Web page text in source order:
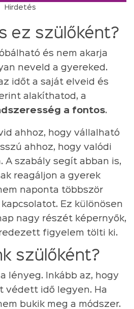
Hirdetés
ez szülőként?
és nem akarja
neveld a gyereked.
időt a saját elveid és
alakíthatod, a
a fontos.
ahhoz, hogy vállalható
ahhoz, hogy valódi
A szabály segít abban is,
reagáljon a gyerek
naponta többször
Ez különösen
nagy részét képernyők,
figyelem tölti ki.
szülőként?
lényeg. Inkább az, hogy
védett idő legyen. Ha
bukik meg a módszer.